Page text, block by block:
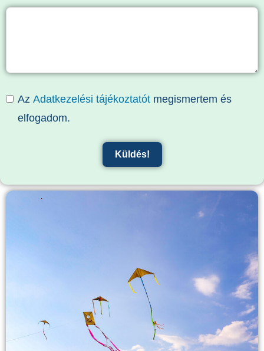
Az Adatkezelési tájékoztatót megismertem és
elfogadom.
Küldés!